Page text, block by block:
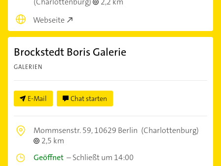
Webseite
Brockstedt Boris Galerie
GALERIEN
E-Mail Chat starten
Mommsenstr. 59,10629 Berlin (Charlottenburg)
2,5 km
Geöffnet –Schließt um 14:00